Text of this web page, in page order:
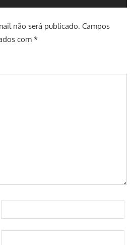
não será publicado. Campos
com *